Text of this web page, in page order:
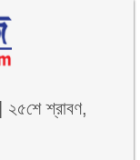
২৫শে শ্রাবণ,